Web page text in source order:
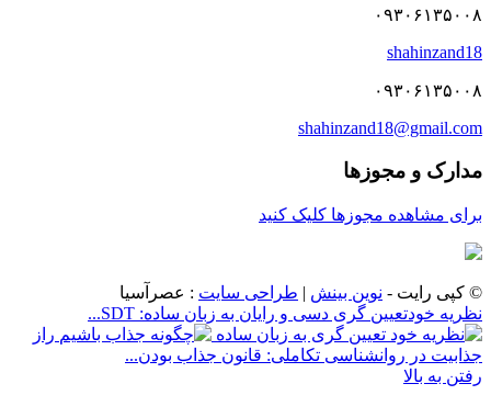
۰۹۳۰۶۱۳۵۰۰۸
shahinzand18
۰۹۳۰۶۱۳۵۰۰۸
shahinzand18@gmail.com
مدارک و مجوزها
برای مشاهده مجوزها کلیک کنید
© کپی رایت - نوین بینش | طراحی سایت : عصرآسیا
نظریه خودتعیین گری دسی و رایان به زبان ساده: SDT...
راز
جذابیت در روانشناسی تکاملی: قانون جذاب بودن...
رفتن به بالا